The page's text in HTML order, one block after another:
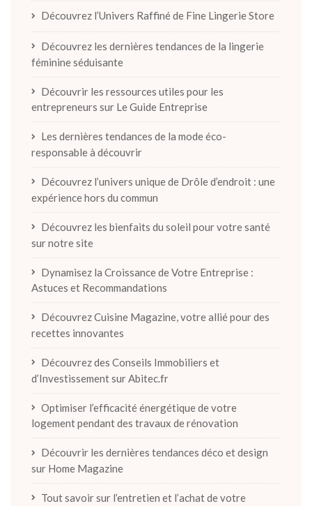
Découvrez l’Univers Raffiné de Fine Lingerie Store
Découvrez les dernières tendances de la lingerie
féminine séduisante
Découvrir les ressources utiles pour les
entrepreneurs sur Le Guide Entreprise
Les dernières tendances de la mode éco-
responsable à découvrir
Découvrez l’univers unique de Drôle d’endroit : une
expérience hors du commun
Découvrez les bienfaits du soleil pour votre santé
sur notre site
Dynamisez la Croissance de Votre Entreprise :
Astuces et Recommandations
Découvrez Cuisine Magazine, votre allié pour des
recettes innovantes
Découvrez des Conseils Immobiliers et
d’Investissement sur Abitec.fr
Optimiser l’efficacité énergétique de votre
logement pendant des travaux de rénovation
Découvrir les dernières tendances déco et design
sur Home Magazine
Tout savoir sur l’entretien et l’achat de votre